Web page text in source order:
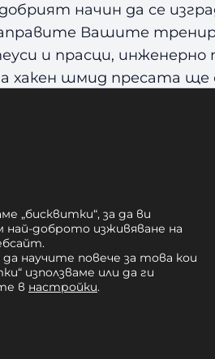
H
1
1
0
начин да се
Вашите
и прасци,
хакен шмид пресата
на трениращия по
старт/ стоп.
за дискове с
86,36 х в. 142,24 см
„бисквитки“, за да ви
най-доброто изживяване на
научите повече за това кои
използваме или да ги
в настройки.